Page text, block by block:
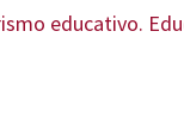
educativo.